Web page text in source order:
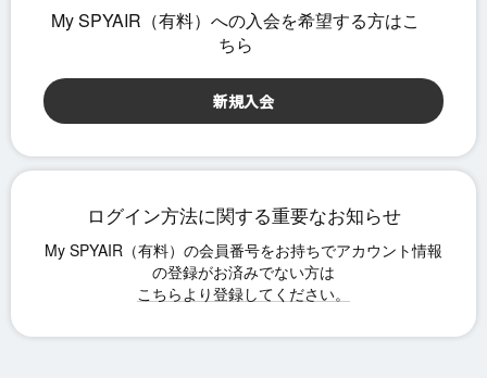
ログイン方法に関する重要なお知らせ
こちらより登録してください。